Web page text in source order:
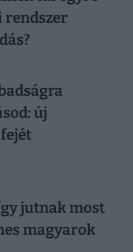
rendszer
új
jutnak most
magyarok